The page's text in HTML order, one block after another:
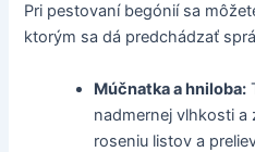
Pri pestovaní begónií sa
ktorým sa dá predchádzať
Múčnatka a hniloba:
nadmernej vlhkosti a
roseniu listov a